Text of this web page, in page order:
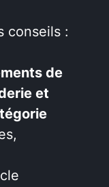
conseils :
de
et